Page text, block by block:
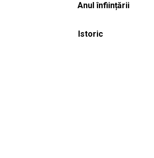
Anul înființării
Istoric